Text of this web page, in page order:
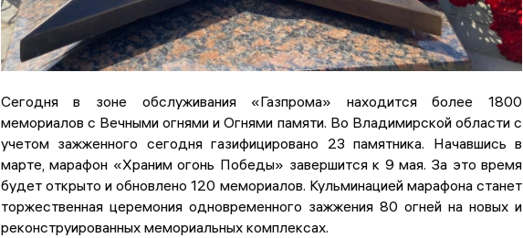
Сегодня в зоне обслуживания «Газпрома» находится более 1800
мемориалов с Вечными огнями и Огнями памяти. Во Владимирской области с
учетом зажженного сегодня газифицировано 23 памятника. Начавшись в
марте, марафон «Храним огонь Победы» завершится к 9 мая. За это время
будет открыто и обновлено 120 мемориалов. Кульминацией марафона станет
торжественная церемония одновременного зажжения 80 огней на новых и
реконструированных мемориальных комплексах.